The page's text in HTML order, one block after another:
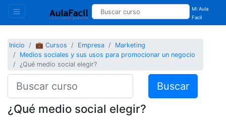
Mi Aula
Facil
Inicio 💼 Cursos Empresa
Marketing
Medios sociales y sus usos para promocionar un negocio
¿Qué medio social elegir?
Buscar
¿Qué medio social elegir?